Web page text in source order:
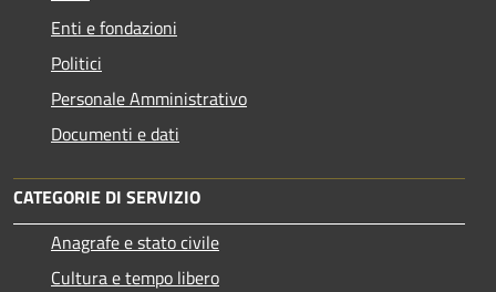
Enti e fondazioni
Politici
Personale Amministrativo
Documenti e dati
CATEGORIE DI SERVIZIO
Anagrafe e stato civile
Cultura e tempo libero